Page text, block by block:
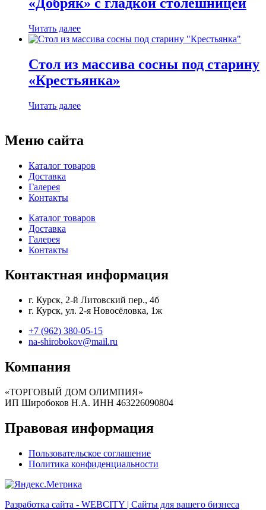
Читать далее
Стол из массива сосны под старину
«Крестьянка»
Читать далее
Меню сайта
Каталог товаров
Доставка
Галерея
Контакты
Каталог товаров
Доставка
Галерея
Контакты
Контактная информация
г. Курск, 2-й Литовский пер., 4б
г. Курск, ул. 2-я Новосёловка, 1ж
+7 (962) 380-05-15
na-shirobokov@mail.ru
Компания
«ТОРГОВЫЙ ДОМ ОЛИМПИЯ»
ИП Широбоков Н.А. ИНН 463226090804
Правовая информация
Пользовательское соглашение
Политика конфиденциальности
Разработка сайта - WEBCITY | Сайты для вашего бизнеса